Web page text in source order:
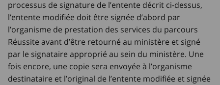
processus de signature de l’entente décrit ci-dessus,
l’entente modifiée doit être signée d’abord par
l’organisme de prestation des services du parcours
Réussite avant d’être retourné au ministère et signé
par le signataire approprié au sein du ministère. Une
fois encore, une copie sera envoyée à l’organisme
destinataire et l’original de l’entente modifiée et signée